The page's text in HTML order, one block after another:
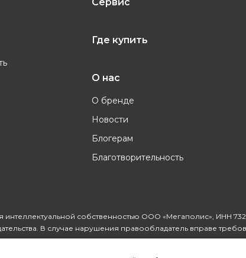
Где купить
О нас
О бренде
Новости
Блогерам
Благотворительность
интеллектуальной собственностью ООО «Мегаполис», ИНН
В случае нарушения правообладатель вправе